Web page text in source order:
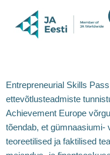
content
Entrepreneurial Skills
ettevõtlusteadmiste
Achievement Europe
tõendab, et gümnaasiumi-
teoreetilised ja faktilised